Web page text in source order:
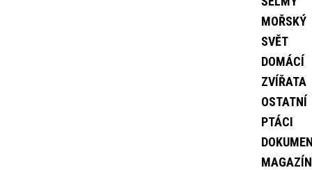
MOŘSKÝ
SVĚT
DOMÁCÍ
ZVÍŘATA
OSTATNÍ
PTÁCI
MAGAZÍN